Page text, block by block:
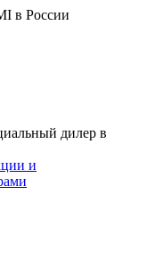
в России
дилер в
и